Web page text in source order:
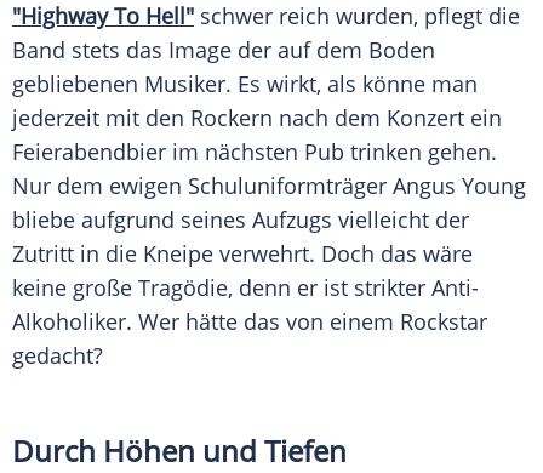
"Highway To Hell" schwer reich wurden, pflegt die
Band stets das Image der auf dem Boden
gebliebenen Musiker. Es wirkt, als könne man
jederzeit mit den Rockern nach dem Konzert ein
Feierabendbier im nächsten Pub trinken gehen.
Nur dem ewigen Schuluniformträger Angus Young
bliebe aufgrund seines Aufzugs vielleicht der
Zutritt in die Kneipe verwehrt. Doch das wäre
keine große Tragödie, denn er ist strikter Anti-
Alkoholiker. Wer hätte das von einem Rockstar
gedacht?
Durch Höhen und Tiefen